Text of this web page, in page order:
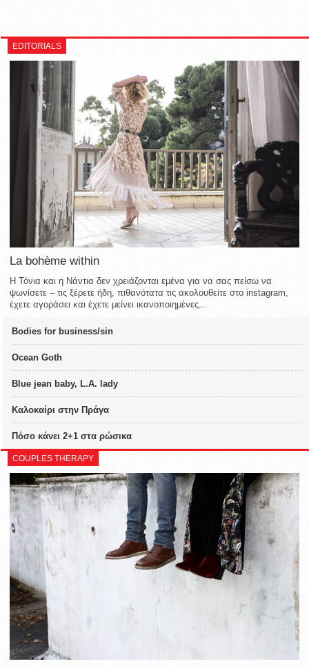
EDITORIALS
La bohème within
Η Τόνια και η Νάντια δεν χρειάζονται εμένα για να σας πείσω να
ψωνίσετε – τις ξέρετε ήδη, πιθανότατα τις ακολουθείτε στο instagram,
έχετε αγοράσει και έχετε μείνει ικανοποιημένες...
Bodies for business/sin
Ocean Goth
Blue jean baby, L.A. lady
Καλοκαίρι στην Πράγα
Πόσο κάνει 2+1 στα ρώσικα
COUPLES THERAPY